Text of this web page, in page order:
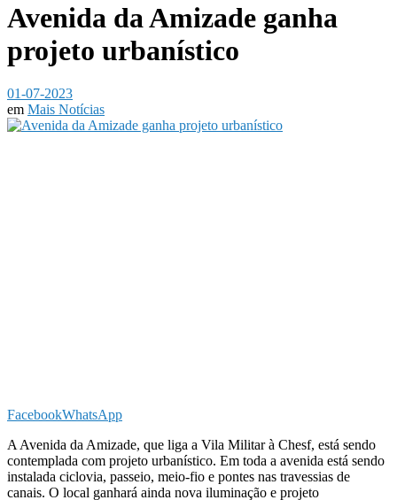
Avenida da Amizade ganha
projeto urbanístico
01-07-2023
em Mais Notícias
FacebookWhatsApp
A Avenida da Amizade, que liga a Vila Militar à Chesf, está sendo
contemplada com projeto urbanístico. Em toda a avenida está sendo
instalada ciclovia, passeio, meio-fio e pontes nas travessias de
canais. O local ganhará ainda nova iluminação e projeto